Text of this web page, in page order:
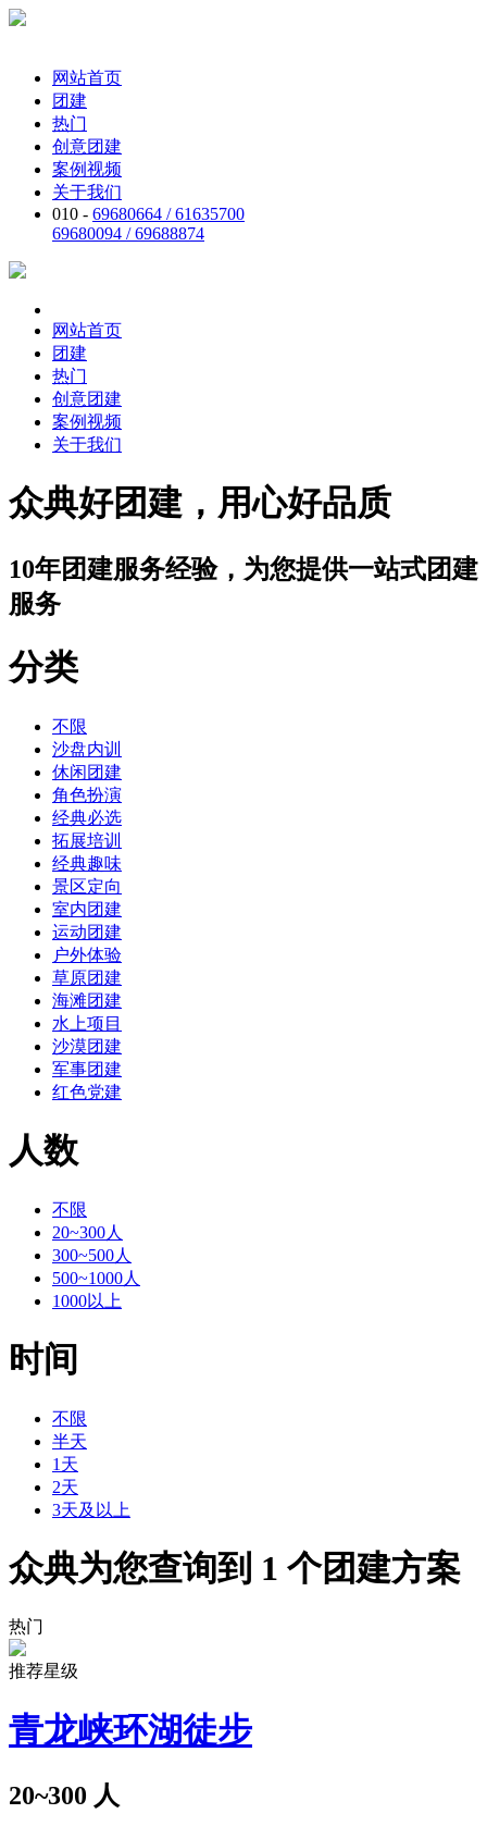
网站首页
团建
热门
创意团建
案例视频
关于我们
010 - 69680664 / 61635700
69680094 / 69688874
网站首页
团建
热门
创意团建
案例视频
关于我们
众典好团建，用心好品质
10年团建服务经验，为您提供一站式团建
服务
分类
不限
沙盘内训
休闲团建
角色扮演
经典必选
拓展培训
经典趣味
景区定向
室内团建
运动团建
户外体验
草原团建
海滩团建
水上项目
沙漠团建
军事团建
红色党建
人数
不限
20~300人
300~500人
500~1000人
1000以上
时间
不限
半天
1天
2天
3天及以上
众典为您查询到 1 个团建方案
热门
推荐星级
青龙峡环湖徒步
20~300 人